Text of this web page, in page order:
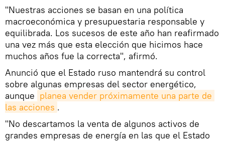
"Nuestras acciones se basan en una política
macroeconómica y presupuestaria responsable y
equilibrada. Los sucesos de este año han reafirmado
una vez más que esta elección que hicimos hace
muchos años fue la correcta", afirmó.
Anunció que el Estado ruso mantendrá su control
sobre algunas empresas del sector energético,
aunque planea vender próximamente una parte de
las acciones .
"No descartamos la venta de algunos activos de
grandes empresas de energía en las que el Estado